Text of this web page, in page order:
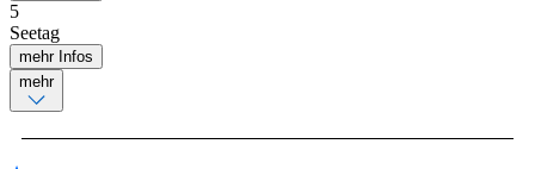
5
Seetag
mehr Infos
mehr